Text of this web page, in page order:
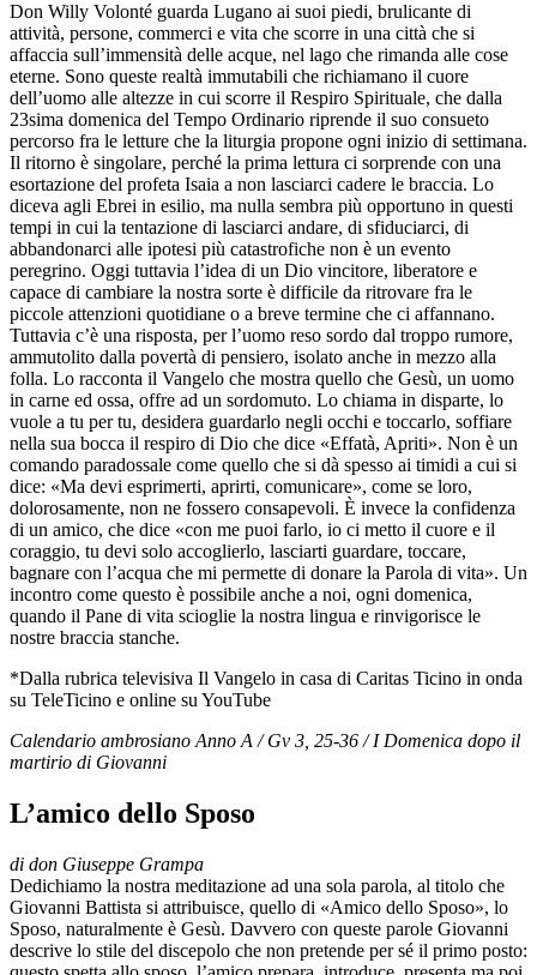
Don Willy Volonté guarda Lugano ai suoi piedi, brulicante di
attività, persone, commerci e vita che scorre in una città che si
affaccia sull’immensità delle acque, nel lago che rimanda alle cose
eterne. Sono queste realtà immutabili che richiamano il cuore
dell’uomo alle altezze in cui scorre il Respiro Spirituale, che dalla
23sima domenica del Tempo Ordinario riprende il suo consueto
percorso fra le letture che la liturgia propone ogni inizio di settimana.
Il ritorno è singolare, perché la prima lettura ci sorprende con una
esortazione del profeta Isaia a non lasciarci cadere le braccia. Lo
diceva agli Ebrei in esilio, ma nulla sembra più opportuno in questi
tempi in cui la tentazione di lasciarci andare, di sfiduciarci, di
abbandonarci alle ipotesi più catastrofiche non è un evento
peregrino. Oggi tuttavia l’idea di un Dio vincitore, liberatore e
capace di cambiare la nostra sorte è difficile da ritrovare fra le
piccole attenzioni quotidiane o a breve termine che ci affannano.
Tuttavia c’è una risposta, per l’uomo reso sordo dal troppo rumore,
ammutolito dalla povertà di pensiero, isolato anche in mezzo alla
folla. Lo racconta il Vangelo che mostra quello che Gesù, un uomo
in carne ed ossa, offre ad un sordomuto. Lo chiama in disparte, lo
vuole a tu per tu, desidera guardarlo negli occhi e toccarlo, soffiare
nella sua bocca il respiro di Dio che dice «Effatà, Apriti». Non è un
comando paradossale come quello che si dà spesso ai timidi a cui si
dice: «Ma devi esprimerti, aprirti, comunicare», come se loro,
dolorosamente, non ne fossero consapevoli. È invece la confidenza
di un amico, che dice «con me puoi farlo, io ci metto il cuore e il
coraggio, tu devi solo accoglierlo, lasciarti guardare, toccare,
bagnare con l’acqua che mi permette di donare la Parola di vita». Un
incontro come questo è possibile anche a noi, ogni domenica,
quando il Pane di vita scioglie la nostra lingua e rinvigorisce le
nostre braccia stanche.
*Dalla rubrica televisiva Il Vangelo in casa di Caritas Ticino in onda
su TeleTicino e online su YouTube
Calendario ambrosiano Anno A / Gv 3, 25-36 / I Domenica dopo il
martirio di Giovanni
L’amico dello Sposo
di don Giuseppe Grampa
Dedichiamo la nostra meditazione ad una sola parola, al titolo che
Giovanni Battista si attribuisce, quello di «Amico dello Sposo», lo
Sposo, naturalmente è Gesù. Davvero con queste parole Giovanni
descrive lo stile del discepolo che non pretende per sé il primo posto: